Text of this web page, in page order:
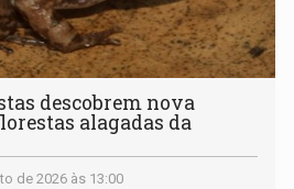
descobrem nova
alagadas da
de 2026 às 13:00